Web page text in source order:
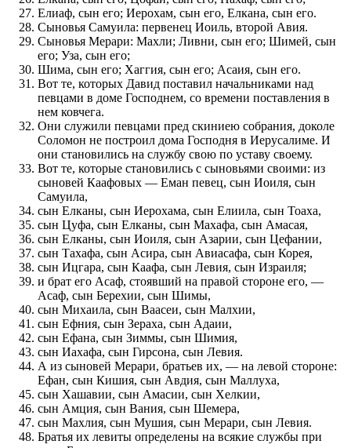
Елиаф, сын его; Иерохам, сын его, Елкана, сын его.
Сыновья Самуила: первенец Иоиль, второй Авия.
Сыновья Мерари: Махли; Ливни, сын его; Шимей, сын
его; Уза, сын его;
Шима, сын его; Хаггия, сын его; Асаия, сын его.
Вот те, которых Давид поставил начальниками над
певцами в доме Господнем, со времени поставления в
нем ковчега.
Они служили певцами пред скиниею собрания, доколе
Соломон не построил дома Господня в Иерусалиме. И
они становились на службу свою по уставу своему.
Вот те, которые становились с сыновьями своими: из
сыновей Каафовых — Еман певец, сын Иоиля, сын
Самуила,
сын Елканы, сын Иерохама, сын Елиила, сын Тоаха,
сын Цуфа, сын Елканы, сын Махафа, сын Амасая,
сын Елканы, сын Иоиля, сын Азарии, сын Цефании,
сын Тахафа, сын Асира, сын Авиасафа, сын Корея,
сын Ицгара, сын Каафа, сын Левия, сын Израиля;
и брат его Асаф, стоявший на правой стороне его, —
Асаф, сын Берехии, сын Шимы,
сын Михаила, сын Ваасеи, сын Малхии,
сын Ефния, сын Зераха, сын Адаии,
сын Ефана, сын Зиммы, сын Шимия,
сын Иахафа, сын Гирсона, сын Левия.
А из сыновей Мерари, братьев их, — на левой стороне:
Ефан, сын Кишия, сын Авдия, сын Маллуха,
сын Хашавии, сын Амасии, сын Хелкии,
сын Амция, сын Вания, сын Шемера,
сын Махлия, сын Мушия, сын Мерари, сын Левия.
Братья их левиты определены на всякие службы при